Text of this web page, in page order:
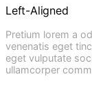
Left-Aligned
Pretium lorem a
venenatis eget
eget vulputate
ullamcorper